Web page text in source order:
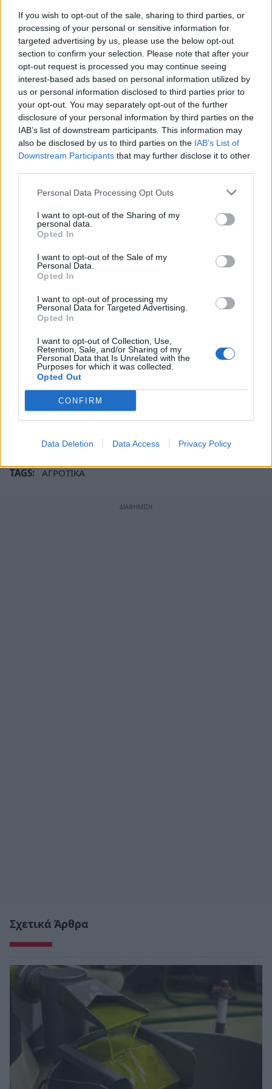
If you wish to opt-out of the sale, sharing to third parties, or
processing of your personal or sensitive information for
targeted advertising by us, please use the below opt-out
section to confirm your selection. Please note that after your
opt-out request is processed you may continue seeing
interest-based ads based on personal information utilized by
us or personal information disclosed to third parties prior to
your opt-out. You may separately opt-out of the further
disclosure of your personal information by third parties on the
IAB’s list of downstream participants. This information may
also be disclosed by us to third parties on the IAB’s List of
Downstream Participants that may further disclose it to other
Personal Data Processing Opt Outs
I want to opt-out of the Sharing of my
personal data.
Opted In
I want to opt-out of the Sale of my
Personal Data.
Opted In
I want to opt-out of processing my
Personal Data for Targeted Advertising.
Opted In
I want to opt-out of Collection, Use,
Retention, Sale, and/or Sharing of my
Personal Data that Is Unrelated with the
Purposes for which it was collected.
Opted Out
CONFIRM
Data Deletion Data Access Privacy Policy
Επίσης, δεν πρέπει να γίνεται καμιά αναφορά
στις κοινοτικές ενισχύσεις και αποζημιώσεις,
διότι και για την ΕΕ δεν αποτελούν φορολογητέο
εισόδημα. Τέλος οι συντελεστές πρέπει να
έχουν προοδευτικότητα.
Τέλος επισήμαναν ότι θα πρέπει το κόστος
παραγωγής να μειωθεί καθότι στην Ελλάδα είναι
το υψηλότερο στην Ευρωπαϊκή Ένωση για αυτό
απαιτείται η λήψη μέτρων μείωσης όπως:
• άμεση επαναφορά στο 11% της επιστροφής
ΦΠΑ των γεωργικών προϊόντων και εφοδίων και
στα γεωργικά εφόδια.
• επιστροφή του ΕΦΚ και καθιέρωση φθηνού
αγροτικού πετρελαίου, σε ποσότητα που θα
καθορίζεται από την ετήσια δήλωση
• μειωμένο τιμολόγιο της ΔΕΗ για όλη την
καλλιεργητική περίοδο.
• εντατικοποίηση των κρατικών μηχανισμών
ελέγχου της αγοράς και άμεση πάταξη των
υπερτιμολογήσεων, εναρμονισμένων τιμών και
παράνομων ελληνοποιήσεων, υιοθέτηση
καθολικού συστήματος ιχνηλασιμότητας
προϊόντων, καθολικού ηλεκτρονικού τιμολογίου.
TAGS: ΑΓΡΟΤΙΚΑ
Σχετικά Άρθρα